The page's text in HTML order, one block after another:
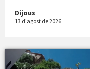
Dijous
13 d'agost de 2026